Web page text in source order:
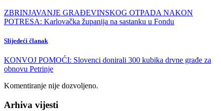
ZBRINJAVANJE GRAĐEVINSKOG OTPADA NAKON
POTRESA: Karlovačka županija na sastanku u Fondu
Slijedeći članak
KONVOJ POMOĆI: Slovenci donirali 300 kubika drvne građe za
obnovu Petrinje
Komentiranje nije dozvoljeno.
Arhiva vijesti